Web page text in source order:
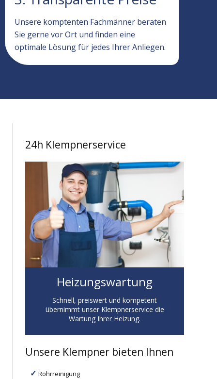
Unsere komptenten Fachmänner beraten
Sie gerne vor Ort und finden eine
optimale Lösung für jedes Ihrer Anliegen.
24h Klempnerservice
Heizungswartung
Schnell, preiswert und kompetent
übernimmt unser Klempnerservice die
Wartung Ihrer Heizung.
Unsere Klempner bieten Ihnen
Rohrreinigung